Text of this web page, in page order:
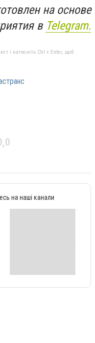
на основе
в Telegram.
і натисніть Ctrl + Enter, щоб
на наші канали